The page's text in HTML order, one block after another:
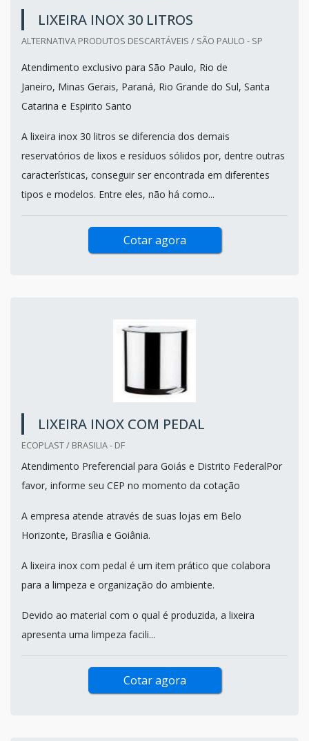
LIXEIRA INOX 30 LITROS
ALTERNATIVA PRODUTOS DESCARTÁVEIS / SÃO PAULO - SP
Atendimento exclusivo para São Paulo, Rio de
Janeiro, Minas Gerais, Paraná, Rio Grande do Sul, Santa
Catarina e Espirito Santo
A lixeira inox 30 litros se diferencia dos demais
reservatórios de lixos e resíduos sólidos por, dentre outras
características, conseguir ser encontrada em diferentes
tipos e modelos. Entre eles, não há como...
Cotar agora
LIXEIRA INOX COM PEDAL
ECOPLAST / BRASILIA - DF
Atendimento Preferencial para Goiás e Distrito FederalPor
favor, informe seu CEP no momento da cotação
A empresa atende através de suas lojas em Belo
Horizonte, Brasília e Goiânia.
A lixeira inox com pedal é um item prático que colabora
para a limpeza e organização do ambiente.
Devido ao material com o qual é produzida, a lixeira
apresenta uma limpeza facili...
Cotar agora